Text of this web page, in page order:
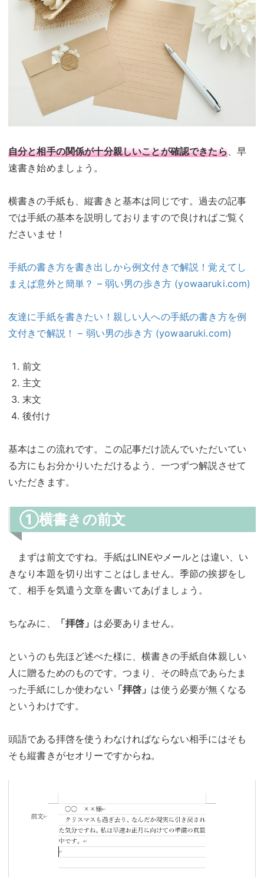
自分と相手の関係が十分親しいことが確認できたら、早
速書き始めましょう。
横書きの手紙も、縦書きと基本は同じです。過去の記事
では手紙の基本を説明しておりますので良ければご覧く
ださいませ！
手紙の書き方を書き出しから例文付きで解説！覚えてし
まえば意外と簡単？ – 弱い男の歩き方 (yowaaruki.com)
友達に手紙を書きたい！親しい人への手紙の書き方を例
文付きで解説！ – 弱い男の歩き方 (yowaaruki.com)
前文
主文
末文
後付け
基本はこの流れです。この記事だけ読んでいただいてい
る方にもお分かりいただけるよう、一つずつ解説させて
いただきます。
①横書きの前文
まずは前文ですね。手紙はLINEやメールとは違い、い
きなり本題を切り出すことはしません。季節の挨拶をし
て、相手を気遣う文章を書いてあげましょう。
ちなみに、 「拝啓」 は必要ありません。
というのも先ほど述べた様に、横書きの手紙自体親しい
人に贈るためのものです。つまり、その時点であらたま
った手紙にしか使わない 「拝啓」 は使う必要が無くなる
というわけです。
頭語である拝啓を使うわなければならない相手にはそも
そも縦書きがセオリーですからね。